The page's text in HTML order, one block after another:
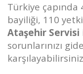
Türkiye çapında
bayiliği, 110
Ataşehir Servisi
sorunlarınızı